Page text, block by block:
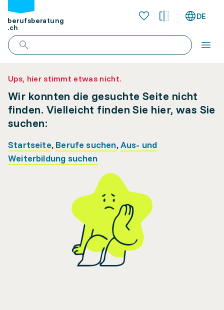
berufsberatung
.ch
DE
Ups, hier stimmt etwas nicht.
Wir konnten die gesuchte Seite nicht
finden. Vielleicht finden Sie hier, was Sie
suchen:
Startseite, Berufe suchen,Aus- und
Weiterbildung suchen